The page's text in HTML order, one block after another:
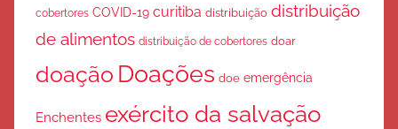
cobertores COVID-19 curitiba distribuição distribuição
de alimentos distribuição de cobertores doar
doação Doações doe emergência
Enchentes exército da salvação